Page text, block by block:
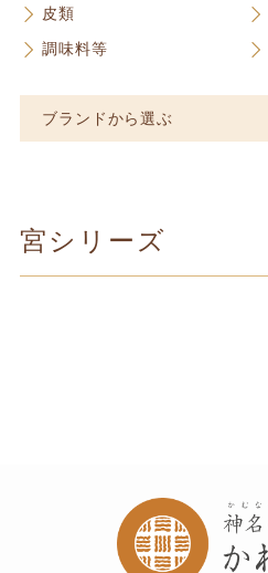
皮類
調味料等
ブランドから選ぶ
宮シリーズ